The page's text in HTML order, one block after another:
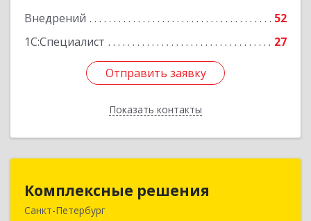
Внедрений
52
1С:Специалист
27
Отправить заявку
Показать контакты
Отправить заявку
Назад
Комплексные решения
Санкт-Петербург
194044, Санкт-Петербург г, Беловодский пер,